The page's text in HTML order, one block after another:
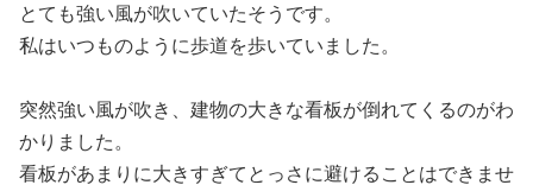
とても強い風が吹いていたそうです。
私はいつものように歩道を歩いていました。
突然強い風が吹き、建物の大きな看板が倒れてくるのがわ
かりました。
看板があまりに大きすぎてとっさに避けることはできませ